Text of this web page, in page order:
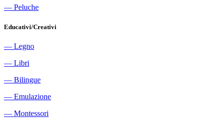
― Peluche
Educativi/Creativi
― Legno
― Libri
― Bilingue
― Emulazione
― Montessori